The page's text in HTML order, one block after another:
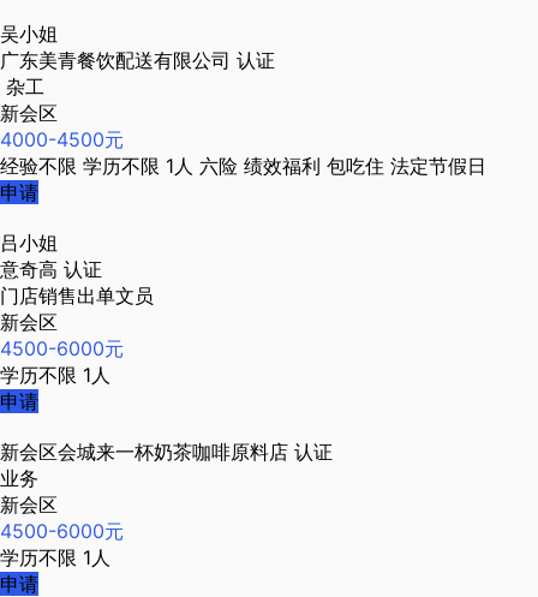
吴小姐
广东美青餐饮配送有限公司 认证
杂工
新会区
4000-4500元
经验不限 学历不限 1人 六险 绩效福利 包吃住 法定节假日
申请
吕小姐
意奇高 认证
门店销售出单文员
新会区
4500-6000元
学历不限 1人
申请
新会区会城来一杯奶茶咖啡原料店 认证
业务
新会区
4500-6000元
学历不限 1人
申请